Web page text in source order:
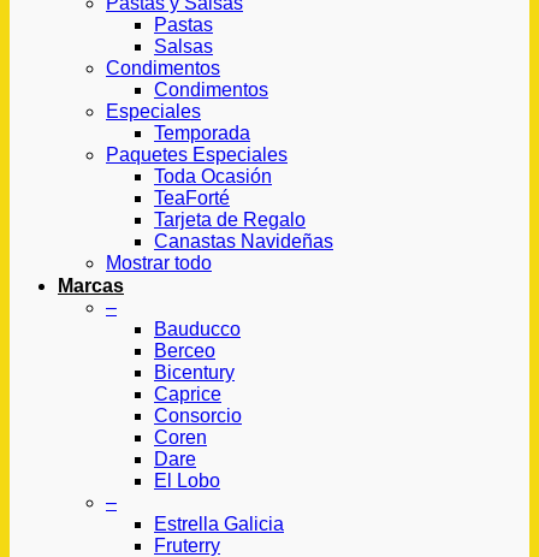
Pastas
Salsas
Condimentos
Condimentos
Especiales
Temporada
Paquetes Especiales
Toda Ocasión
TeaForté
Tarjeta de Regalo
Canastas Navideñas
Mostrar todo
Marcas
–
Bauducco
Berceo
Bicentury
Caprice
Consorcio
Coren
Dare
El Lobo
–
Estrella Galicia
Fruterry